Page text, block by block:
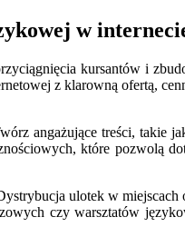
w
kursantów i
z klarowną ofertą,
angażujące treści, takie
które pozwolą
ulotek w
czy warsztatów